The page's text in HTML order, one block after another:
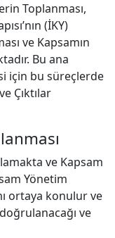
Toplanması,
(İKY)
ve Kapsamın
Bu ana
için bu süreçlerde
Çıktılar
ve Kapsam
Yönetim
ortaya konulur ve
ve